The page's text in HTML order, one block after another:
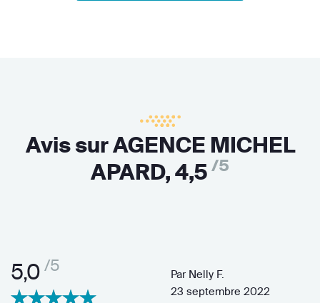
Avis sur AGENCE MICHEL
APARD,4,5 /5
5,0 /5 Par Nelly F.
23 septembre 2022